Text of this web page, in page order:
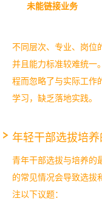
未能链接业务
不同层次、专业、岗位
并且能力标准较难统一
程而忽略了与实际工作
学习，缺乏落地实践。
年轻干部选拔培
青年干部选拔与培养的
的常见情况会导致选拔
注以下议题：